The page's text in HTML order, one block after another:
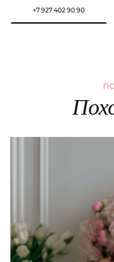
+7 927 402 90 90